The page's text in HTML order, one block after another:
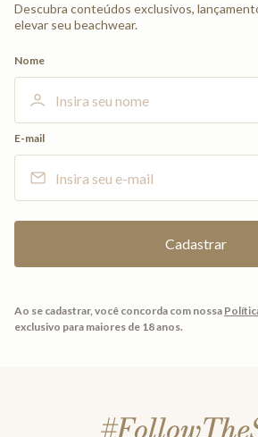
Descubra conteúdos exclusivos,
elevar seu beachwear.
Nome
E-mail
Ao se cadastrar, você concorda com nossa
exclusivo para maiores de 18 anos.